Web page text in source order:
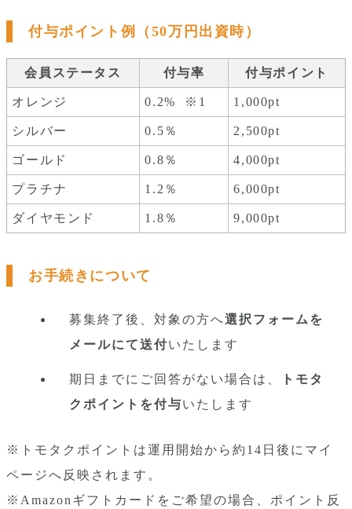
付与ポイント例（50万円出資時）
会員ステータス 付与率 付与ポイント
オレンジ 0.2%  ※1 1,000pt
シルバー 0.5％ 2,500pt
ゴールド 0.8％ 4,000pt
プラチナ 1.2％ 6,000pt
ダイヤモンド 1.8％ 9,000pt
お手続きについて
募集終了後、対象の方へ選択フォームを
メールにて送付いたします
期日までにご回答がない場合は、
トモタ
クポイントを付与いたします
※トモタクポイントは運用開始から約14日後にマイ
ページへ反映されます。
※Amazonギフトカードをご希望の場合、ポイント反